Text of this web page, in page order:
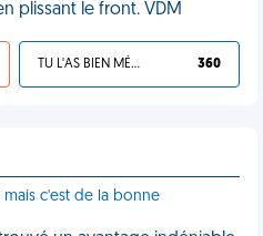
plissant le front. VDM
TU L'AS BIEN MÉRITÉ 360
mais c'est de la bonne